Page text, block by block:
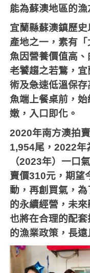
能為蘇澳地區的漁
宜蘭縣蘇澳鎮歷
產地之一，素有
魚因營養價值高
老饕趨之若鶩，
術及急速低溫保
魚端上餐桌前，
嫩，入口即化。
2020年南方澳拍
1,954尾，2022年
（2023年）一口
賣價310元，期望
動，再創買氣，
的永續經營，未來
也將在合理的配
的漁業政策，長